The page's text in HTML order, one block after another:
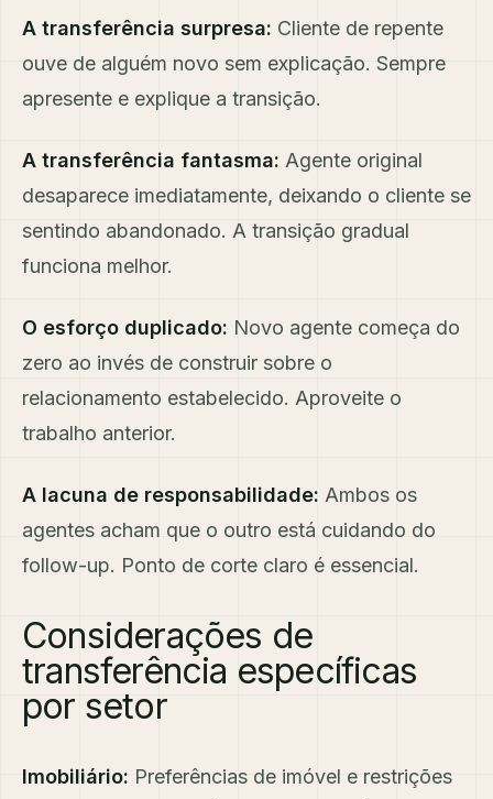
A transferência surpresa: Cliente de repente
ouve de alguém novo sem explicação. Sempre
apresente e explique a transição.
A transferência fantasma: Agente original
desaparece imediatamente, deixando o cliente se
sentindo abandonado. A transição gradual
funciona melhor.
O esforço duplicado: Novo agente começa do
zero ao invés de construir sobre o
relacionamento estabelecido. Aproveite o
trabalho anterior.
A lacuna de responsabilidade: Ambos os
agentes acham que o outro está cuidando do
follow-up. Ponto de corte claro é essencial.
Considerações de
transferência específicas
por setor
Imobiliário: Preferências de imóvel e restrições